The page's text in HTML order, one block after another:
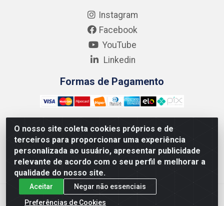
O nosso site coleta cookies próprios e de
terceiros para proporcionar uma experiência
personalizada ao usuário, apresentar publicidade
relevante de acordo com o seu perfil e melhorar a
qualidade do nosso site.
Aceitar
Negar não essenciais
Preferências de Cookies
Instagram
Facebook
YouTube
Linkedin
Formas de Pagamento
Kgmlan Distribuidora LTDA - CNPJ 18.217.682/0001-54 -
Rua Pedro de Barros Cavalcante, 58 - Bultrins, Olinda/PE
- CEP 53320-110